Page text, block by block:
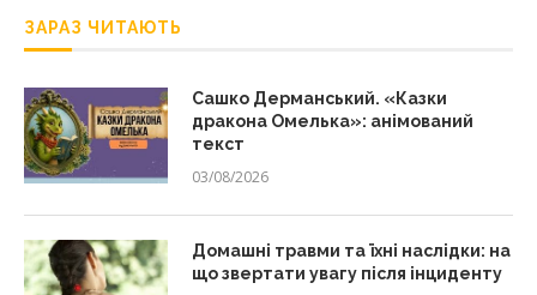
ЗАРАЗ ЧИТАЮТЬ
Сашко Дерманський. «Казки
дракона Омелька»: анімований
текст
03/08/2026
Домашні травми та їхні наслідки: на
що звертати увагу після інциденту